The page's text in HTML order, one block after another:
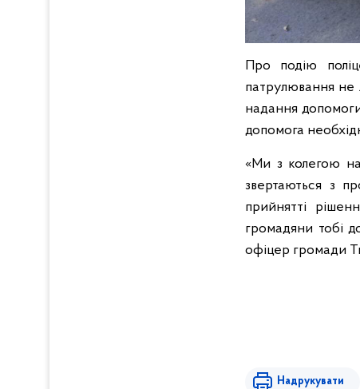
Про подію
патрулювання не
надання
допомога
«Ми з колегою
звертаються з
прийнятті
громадяни тобі
офіцер громади
Надрукувати